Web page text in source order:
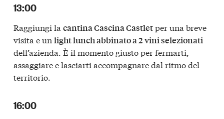
13:00
Raggiungi la cantina Cascina Castletper una breve
visita e un light lunch abbinato a 2 vini selezionati
dell’azienda. È il momento giusto per fermarti,
assaggiare e lasciarti accompagnare dal ritmo del
territorio.
16:00